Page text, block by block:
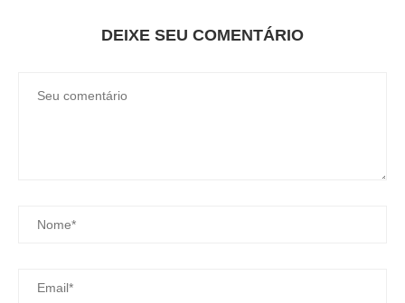
DEIXE SEU COMENTÁRIO